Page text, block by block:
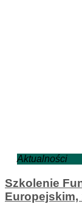
Aktualności
Szkolenie
Europejskim,